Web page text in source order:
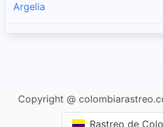
Argelia
Guadalajara de Buga
Copyright @
Rastreo de